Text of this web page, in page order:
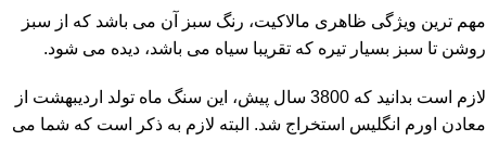
مهم ترین ویژگی ظاهری مالاکیت، رنگ سبز آن می باشد که از سبز
روشن تا سبز بسیار تیره که تقریبا سیاه می باشد، دیده می شود.
لازم است بدانید که 3800 سال پیش، این سنگ ماه تولد اردیبهشت از
معادن اورم انگلیس استخراج شد. البته لازم به ذکر است که شما می